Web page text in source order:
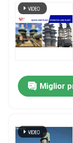
Contattici
Notizie
linea di
Attrezzatura
Miglior